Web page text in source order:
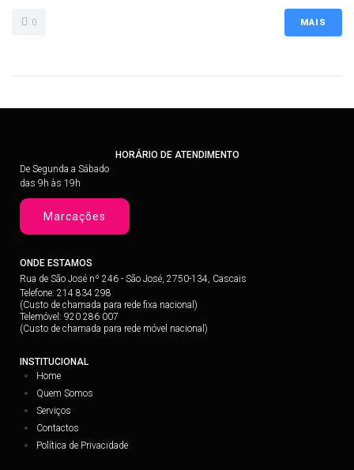
0 MAIS
HORÁRIO DE ATENDIMENTO
De Segunda a Sábado
das 9h às 19h
Marcações
ONDE ESTAMOS
Rua de São José nº 246 - São José, 2750-134, Cascais
Telefone: 214 834 298
(Custo de chamada para rede fixa nacional)
Telemóvel: 920 286 007
(Custo de chamada para rede móvel nacional)
INSTITUCIONAL
Home
Quem Somos
Serviços
Contactos
Política de Privacidade